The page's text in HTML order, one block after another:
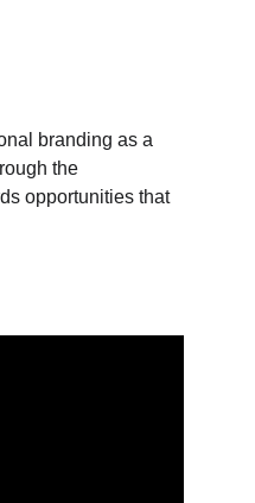
branding as a
the
opportunities that